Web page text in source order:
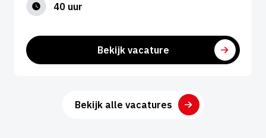
40 uur
Bekijk vacature
Bekijk alle vacatures